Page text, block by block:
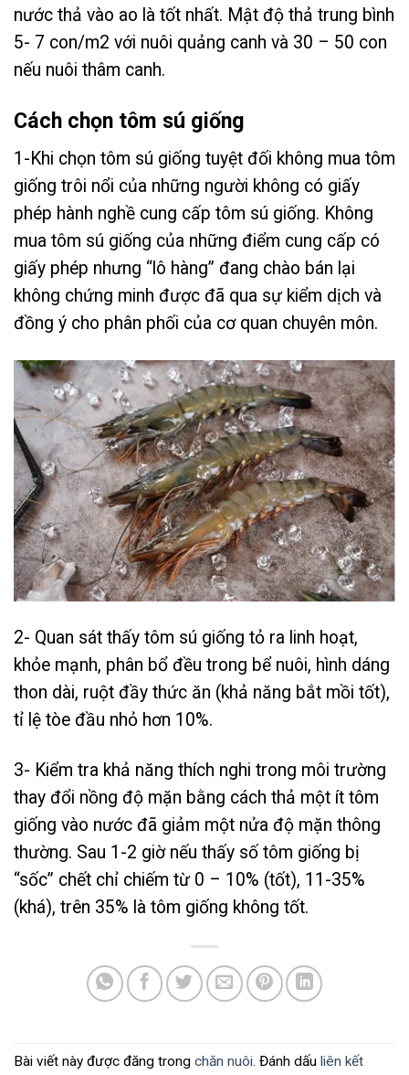
nước thả vào ao là tốt nhất. Mật độ thả trung bình
5- 7 con/m2 với nuôi quảng canh và 30 – 50 con
nếu nuôi thâm canh.
Cách chọn tôm sú giống
1-Khi chọn tôm sú giống tuyệt đối không mua tôm
giống trôi nổi của những người không có giấy
phép hành nghề cung cấp tôm sú giống. Không
mua tôm sú giống của những điểm cung cấp có
giấy phép nhưng “lô hàng” đang chào bán lại
không chứng minh được đã qua sự kiểm dịch và
đồng ý cho phân phối của cơ quan chuyên môn.
2- Quan sát thấy tôm sú giống tỏ ra linh hoạt,
khỏe mạnh, phân bổ đều trong bể nuôi, hình dáng
thon dài, ruột đầy thức ăn (khả năng bắt mồi tốt),
tỉ lệ tòe đầu nhỏ hơn 10%.
3- Kiểm tra khả năng thích nghi trong môi trường
thay đổi nồng độ mặn bằng cách thả một ít tôm
giống vào nước đã giảm một nửa độ mặn thông
thường. Sau 1-2 giờ nếu thấy số tôm giống bị
“sốc” chết chỉ chiếm từ 0 – 10% (tốt), 11-35%
(khá), trên 35% là tôm giống không tốt.
Bài viết này được đăng trong chăn nuôi. Đánh dấu liên kết